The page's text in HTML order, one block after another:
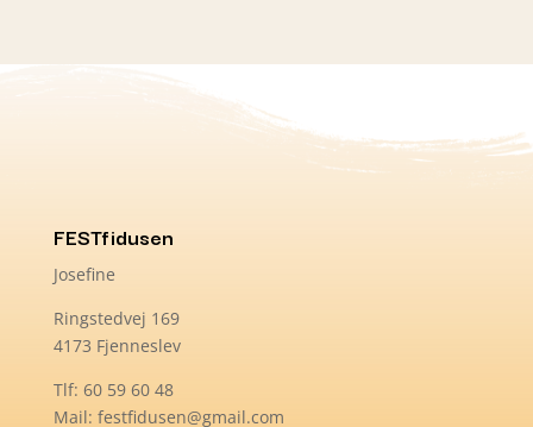
FESTfidusen
Josefine
Ringstedvej 169
4173 Fjenneslev
Tlf: 60 59 60 48
Mail: festfidusen@gmail.com